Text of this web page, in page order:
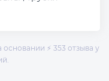
⚡ 353 отзыва у